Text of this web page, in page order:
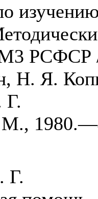
М3 РСФСР
Н. Я.
М.,
Г.